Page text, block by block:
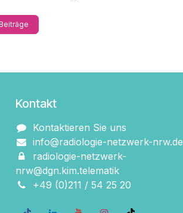
Kontakt
Kontaktieren Sie uns
info@radiologie-netzwerk-nrw.de
radiologie-netzwerk-
nrw@dgn.kim.telematik
+49 (0)211 / 54 2​5 20